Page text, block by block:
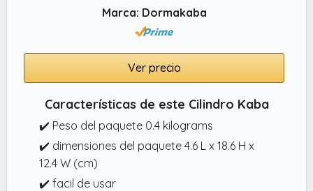
Marca: Dormakaba
Ver precio
Características de este Cilindro Kaba
✔️ Peso del paquete 0.4 kilograms
✔️ dimensiones del paquete 4.6 L x 18.6 H x
12.4 W (cm)
✔️ facil de usar